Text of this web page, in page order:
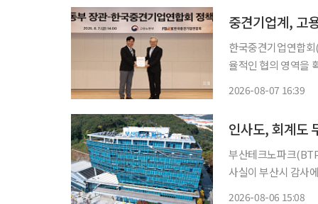
중견기업계, 고
한국중견기업연합
율적인 협의 영역을 확
2026-08-07 16:39
부산테크노파크
사실이 부산시 감사
2026-08-06 15:08